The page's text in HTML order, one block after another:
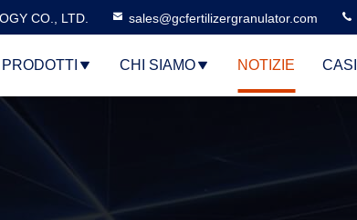
CO., LTD. sales@gcfertilizergranulator.com
PRODOTTI CHI SIAMO NOTIZIE CASI